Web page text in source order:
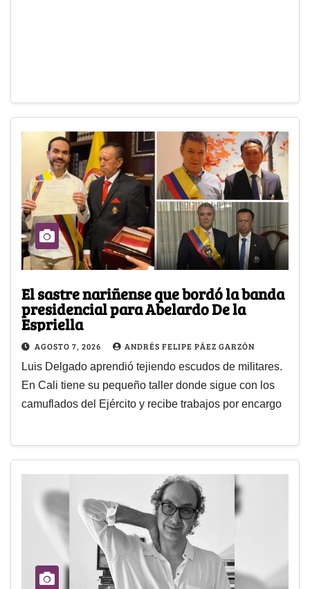
El sastre nariñense que bordó la banda
presidencial para Abelardo De la
Espriella
AGOSTO 7, 2026 ANDRÉS FELIPE PÁEZ GARZÓN
Luis Delgado aprendió tejiendo escudos de militares.
En Cali tiene su pequeño taller donde sigue con los
camuflados del Ejército y recibe trabajos por encargo